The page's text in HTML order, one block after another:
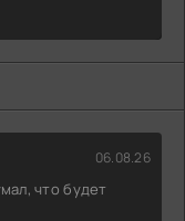
06.08.26
что будет